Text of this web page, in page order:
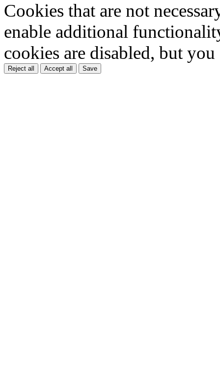
Cookies that are not
enable additional
cookies are disabled, but
Reject all Accept all Save